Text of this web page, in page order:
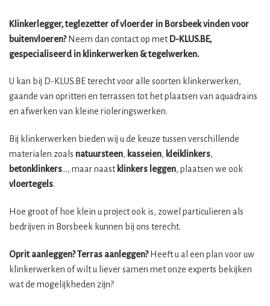
Klinkerlegger, teglezetter of vloerder in Borsbeek vinden voor
buitenvloeren?Neem dan contact op metD-KLUS.BE,
gespecialiseerd in klinkerwerken & tegelwerken.
U kan bij D-KLUS.BE terecht voor alle soorten klinkerwerken,
gaande van opritten en terrassen tot het plaatsen van aquadrains
en afwerken van kleine rioleringswerken.
Bij klinkerwerken bieden wij u de keuze tussen verschillende
materialen zoals natuursteen, kasseien, kleiklinkers,
betonklinkers…, maar naastklinkers leggen, plaatsen we ook
vloertegels.
Hoe groot of hoe klein u project ook is, zowel particulieren als
bedrijven in Borsbeek kunnen bij ons terecht.
Oprit aanleggen? Terras aanleggen?Heeft u al een plan voor uw
klinkerwerken of wilt u liever samen met onze experts bekijken
wat de mogelijkheden zijn?